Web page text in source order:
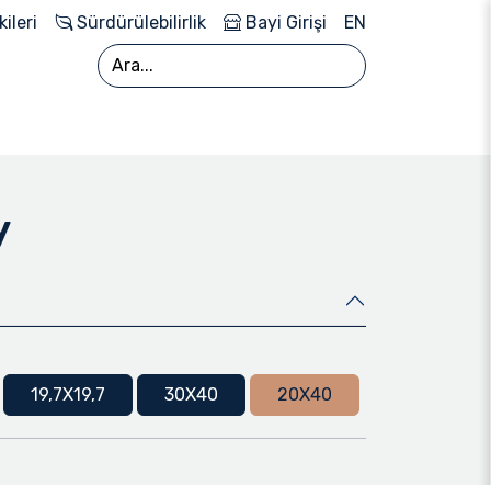
Sürdürülebilirlik Bayi Girişi EN
19,7X19,7 30X40 20X40